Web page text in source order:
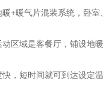
+暖气片混装系统，卧室
区域是客餐厅，铺设地
，短时间就可到达设定